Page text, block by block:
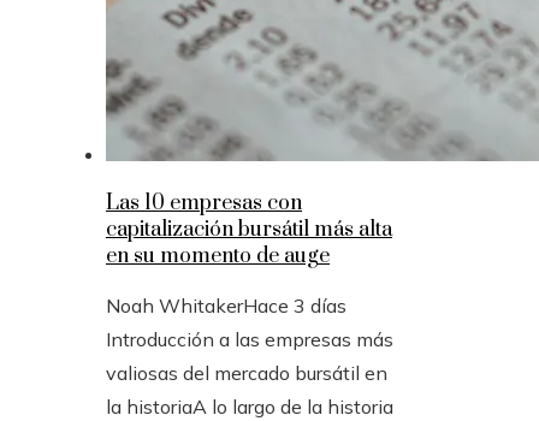
Las 10 empresas con
capitalización bursátil más alta
en su momento de auge
Noah WhitakerHace 3 días
Introducción a las empresas más
valiosas del mercado bursátil en
la historiaA lo largo de la historia